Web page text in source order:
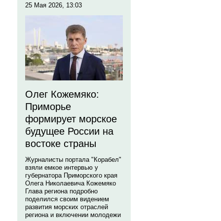
25 Мая 2026, 13:03
Олег Кожемяко:
Приморье
формирует морское
будущее России на
востоке страны
Журналисты портала "Корабел"
взяли емкое интервью у
губернатора Приморского края
Олега Николаевича Кожемяко
Глава региона подробно
поделился своим видением
развития морских отраслей
региона и включении молодежи